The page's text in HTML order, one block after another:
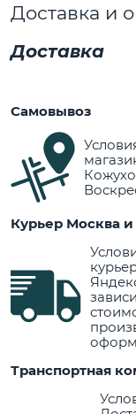
Доставка и
Доставка
Самовывоз
Курьер Москва
Транспортная